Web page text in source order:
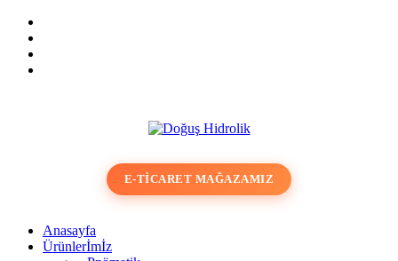
E-TICARET MAĞAZAMIZ
Anasayfa
Ürünlerİmİz